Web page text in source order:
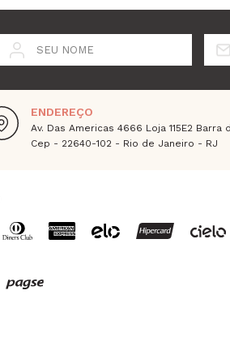
SEU NOME
ENDEREÇO
Av. Das Americas 4666 Loja 115E2 Barra
Cep - 22640-102 - Rio de Janeiro - RJ